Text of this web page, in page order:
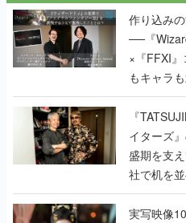
作り込み
──『
×『FFXI
もキャラ
で作り込
く
『
イターズ
盛期を支
社で机を
『
んだレジ
実写映像